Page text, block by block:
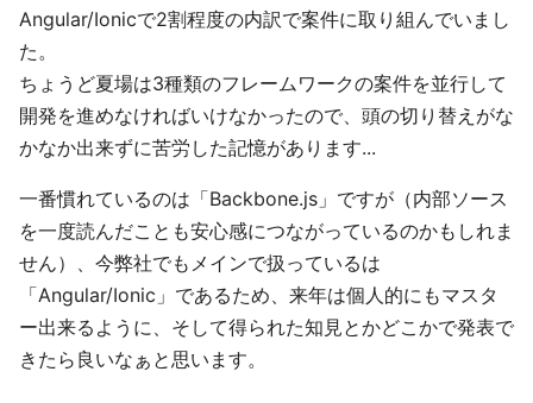
Angular/Ionicで2割程度の内訳で案件に取り組んでいまし
た。
ちょうど夏場は3種類のフレームワークの案件を並行して
開発を進めなければいけなかったので、頭の切り替えがな
かなか出来ずに苦労した記憶があります...
一番慣れているのは「Backbone.js」ですが（内部ソース
を一度読んだことも安心感につながっているのかもしれま
せん）、今弊社でもメインで扱っているは
「Angular/Ionic」であるため、来年は個人的にもマスタ
ー出来るように、そして得られた知見とかどこかで発表で
きたら良いなぁと思います。